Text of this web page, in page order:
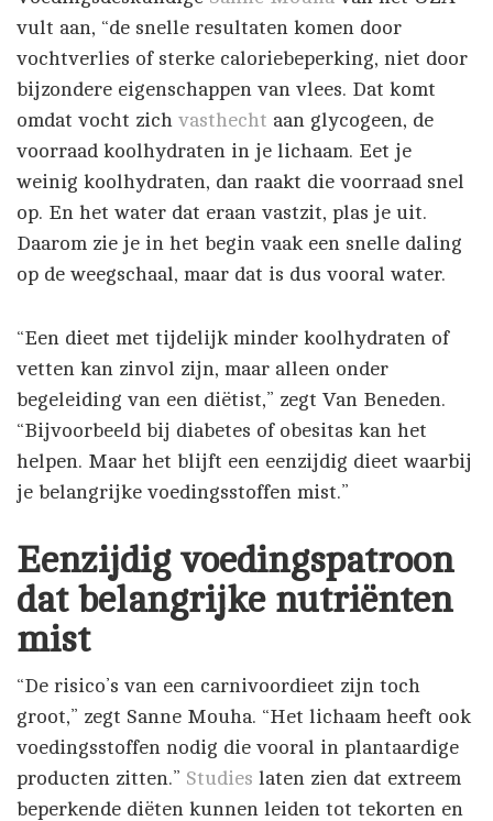
vult aan, “de snelle resultaten komen door
vochtverlies of sterke caloriebeperking, niet door
bijzondere eigenschappen van vlees. Dat komt
omdat vocht zich vasthecht aan glycogeen, de
voorraad koolhydraten in je lichaam. Eet je
weinig koolhydraten, dan raakt die voorraad snel
op. En het water dat eraan vastzit, plas je uit.
Daarom zie je in het begin vaak een snelle daling
op de weegschaal, maar dat is dus vooral water.
“Een dieet met tijdelijk minder koolhydraten of
vetten kan zinvol zijn, maar alleen onder
begeleiding van een diëtist,” zegt Van Beneden.
“Bijvoorbeeld bij diabetes of obesitas kan het
helpen. Maar het blijft een eenzijdig dieet waarbij
je belangrijke voedingsstoffen mist.”
Eenzijdig voedingspatroon
dat belangrijke nutriënten
mist
“De risico’s van een carnivoordieet zijn toch
groot,” zegt Sanne Mouha. “Het lichaam heeft ook
voedingsstoffen nodig die vooral in plantaardige
producten zitten.” Studies laten zien dat extreem
beperkende diëten kunnen leiden tot tekorten en